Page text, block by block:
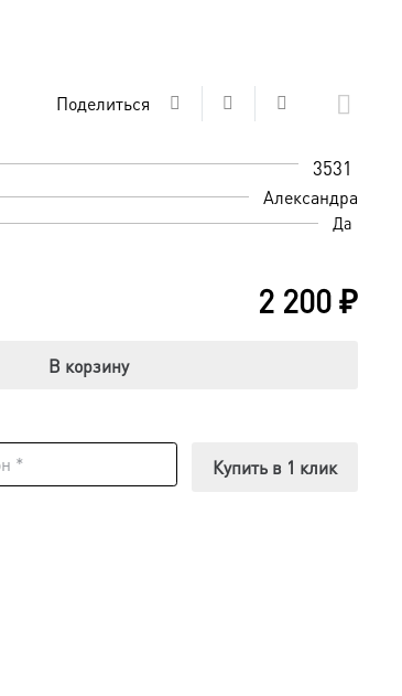
Поделиться
3531
Александра
Да
2 200₽
В корзину
Купить в 1 клик